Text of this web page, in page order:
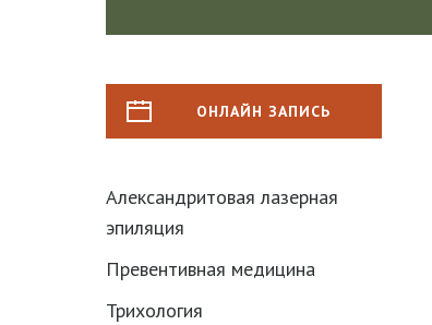
ОНЛАЙН ЗАПИСЬ
Александритовая лазерная
эпиляция
Превентивная медицина
Трихология